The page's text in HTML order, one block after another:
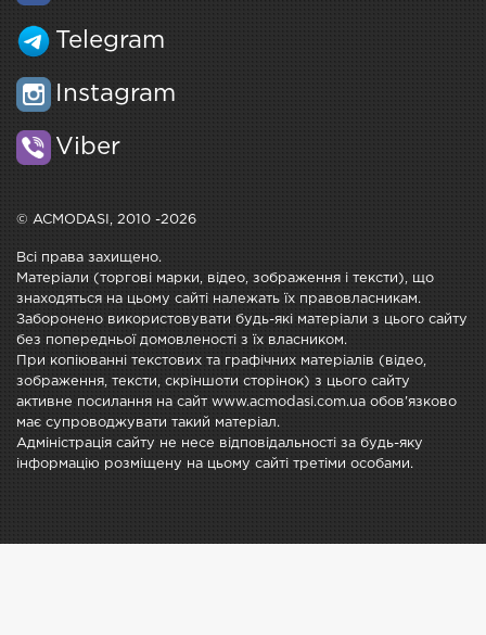
Telegram
Instagram
Viber
© ACMODASI, 2010 -2026
Всі права захищено.
Матеріали (торгові марки, відео, зображення і тексти), що
знаходяться на цьому сайті належать їх правовласникам.
Заборонено використовувати будь-які матеріали з цього сайту
без попередньої домовленості з їх власником.
При копіюванні текстових та графічних матеріалів (відео,
зображення, тексти, скріншоти сторінок) з цього сайту
активне посилання на сайт www.acmodasi.com.ua обов'язково
має супроводжувати такий матеріал.
Адміністрація сайту не несе відповідальності за будь-яку
інформацію розміщену на цьому сайті третіми особами.